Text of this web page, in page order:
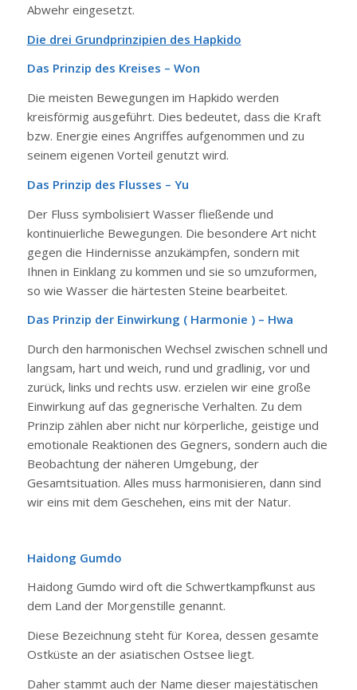
Abwehr eingesetzt.
Die drei Grundprinzipien des Hapkido
Das Prinzip des Kreises – Won
Die meisten Bewegungen im Hapkido werden
kreisförmig ausgeführt. Dies bedeutet, dass die Kraft
bzw. Energie eines Angriffes aufgenommen und zu
seinem eigenen Vorteil genutzt wird.
Das Prinzip des Flusses – Yu
Der Fluss symbolisiert Wasser fließende und
kontinuierliche Bewegungen. Die besondere Art nicht
gegen die Hindernisse anzukämpfen, sondern mit
Ihnen in Einklang zu kommen und sie so umzuformen,
so wie Wasser die härtesten Steine bearbeitet.
Das Prinzip der Einwirkung ( Harmonie ) – Hwa
Durch den harmonischen Wechsel zwischen schnell und
langsam, hart und weich, rund und gradlinig, vor und
zurück, links und rechts usw. erzielen wir eine große
Einwirkung auf das gegnerische Verhalten. Zu dem
Prinzip zählen aber nicht nur körperliche, geistige und
emotionale Reaktionen des Gegners, sondern auch die
Beobachtung der näheren Umgebung, der
Gesamtsituation. Alles muss harmonisieren, dann sind
wir eins mit dem Geschehen, eins mit der Natur.
Haidong Gumdo
Haidong Gumdo wird oft die Schwertkampfkunst aus
dem Land der Morgenstille genannt.
Diese Bezeichnung steht für Korea, dessen gesamte
Ostküste an der asiatischen Ostsee liegt.
Daher stammt auch der Name dieser majestätischen